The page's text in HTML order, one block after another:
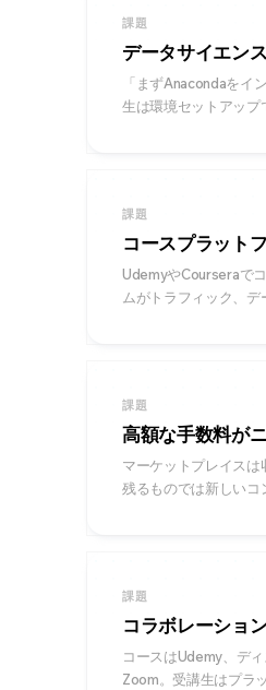
課題
データサイエン
「まずAnacondaをイ
生は環境セットアップ
課題
コースプラット
UdemyやCourseraで
ムがトラフィック、デ
課題
高額な手数料が
マーケットプレイスは
残るものでは新しいコ
課題
コラボレーショ
コースはUdemy、デ
Zoom。受講生はプラ